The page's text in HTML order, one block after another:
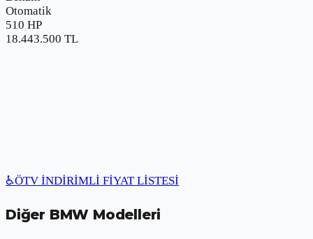
Otomatik
510 HP
18.443.500 TL
♿ÖTV İNDİRİMLİ FİYAT LİSTESİ
Diğer BMW Modelleri